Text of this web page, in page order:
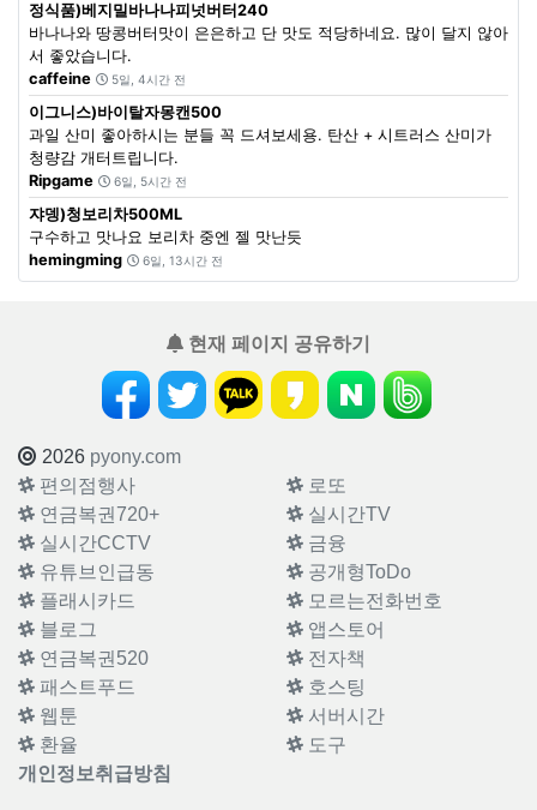
정식품)베지밀바나나피넛버터240
바나나와 땅콩버터맛이 은은하고 단 맛도 적당하네요. 많이 달지 않아
서 좋았습니다.
caffeine
5일, 4시간 전
이그니스)바이탈자몽캔500
과일 산미 좋아하시는 분들 꼭 드셔보세용. 탄산 + 시트러스 산미가
청량감 개터트립니다.
Ripgame
6일, 5시간 전
쟈뎅)청보리차500ML
구수하고 맛나요 보리차 중엔 젤 맛난듯
hemingming
6일, 13시간 전
현재 페이지 공유하기
2026 pyony.com
편의점행사
로또
연금복권720+
실시간TV
실시간CCTV
금융
유튜브인급동
공개형ToDo
플래시카드
모르는전화번호
블로그
앱스토어
연금복권520
전자책
패스트푸드
호스팅
웹툰
서버시간
환율
도구
개인정보취급방침